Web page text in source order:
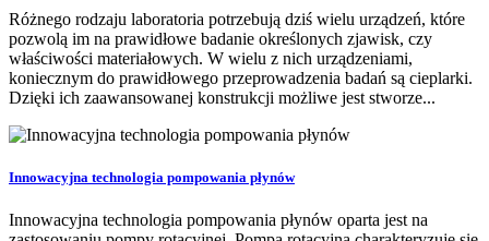
Różnego rodzaju laboratoria potrzebują dziś wielu urządzeń, które
pozwolą im na prawidłowe badanie określonych zjawisk, czy
właściwości materiałowych. W wielu z nich urządzeniami,
koniecznym do prawidłowego przeprowadzenia badań są cieplarki.
Dzięki ich zaawansowanej konstrukcji możliwe jest stworze...
Innowacyjna technologia pompowania płynów
Innowacyjna technologia pompowania płynów oparta jest na